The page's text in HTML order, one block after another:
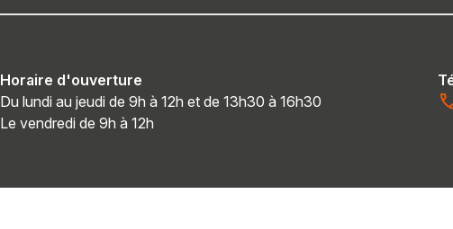
Horaire d'ouverture
Du lundi au jeudi de 9h à 12h et de 13h30 à 16h30
Le vendredi de 9h à 12h